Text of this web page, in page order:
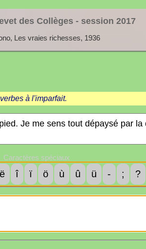
des Collèges - session 2017
Les vraies richesses, 1936
à l'imparfait.
Caractères spéciaux
ë î ï ö ù û ü - ; ?